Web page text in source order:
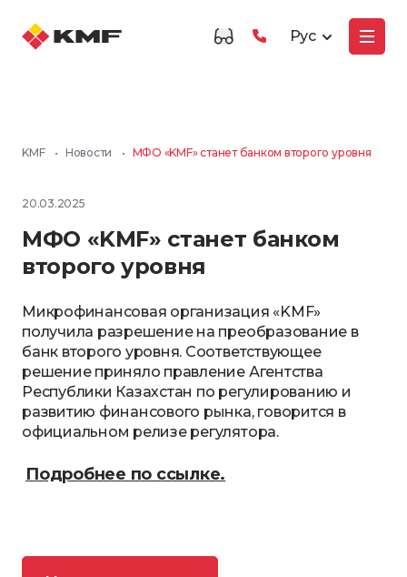
Рус
KMF • Новости • МФО «KMF» станет банком второго уровня
20.03.2025
МФО «KMF» станет банком
второго уровня
Микрофинансовая организация «KMF»
получила разрешение на преобразование в
банк второго уровня. Соответствующее
решение приняло правление Агентства
Республики Казахстан по регулированию и
развитию финансового рынка, говорится в
официальном релизе регулятора.
Подробнее по ссылке.